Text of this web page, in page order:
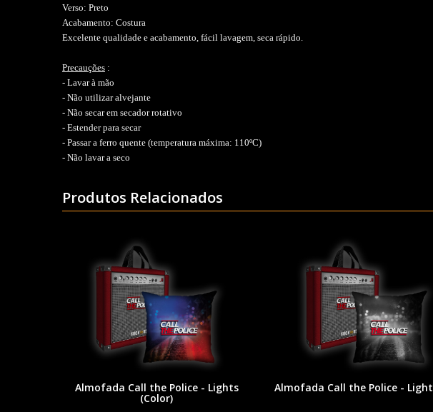
Verso: Preto
Acabamento: Costura
Excelente qualidade e acabamento, fácil lavagem, seca rápido.
Precauções :
- Lavar à mão
- Não utilizar alvejante
- Não secar em secador rotativo
- Estender para secar
- Passar a ferro quente (temperatura máxima: 110ºC)
- Não lavar a seco
Produtos Relacionados
Almofada Call the Police - Lights
(Color)
Almofada Call the Police -